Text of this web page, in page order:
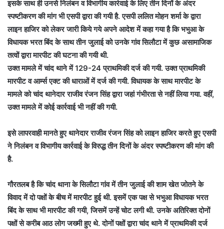
इसके साथ ही उनसे निलंबन व विभागीय कार्रवाई के लिए तीन दिनों के अंदर
स्पष्टीकरण की मांग भी एसपी द्वारा की गयी है. एसपी ललित मोहन शर्मा के द्वारा
लाइन हाजिर को लेकर जारी किये गये अपने आदेश में कहा गया है कि भभुआ के
विधायक भरत बिंद के साथ तीन जुलाई को उनके गांव सिलौटा में कुछ असामाजिक
तत्वों द्वारा मारपीट की घटना की गयी थी.
उक्त मामले में चांद थाने में 129-24 प्राथमिकी दर्ज की गयी. उक्त प्राथमिकी
मारपीट व आर्म्स एक्ट की धाराओं में दर्ज की गयी. विधायक के साथ मारपीट के
मामले को चांद थानेदार राजीव रंजन सिंह द्वारा जहां गंभीरता से नहीं लिया गया. वहीं,
उक्त मामले में कोई कार्रवाई भी नहीं की गयी.
इसे लापरवाही मानते हुए थानेदार राजीव रंजन सिंह को लाइन हाजिर करते हुए एसपी
ने निलंबन व विभागीय कार्रवाई के विरुद्ध तीन दिनों के अंदर स्पष्टीकरण की मांग की
है.
गौरतलब है कि चांद थाना के सिलौटा गांव में तीन जुलाई की शाम खेत जोतने के
विवाद में दो पक्षों के बीच में मारपीट हुई थी. इसमें एक पक्ष से भभुआ विधायक भरत
बिंद के साथ भी मारपीट की गयी, जिसमें उन्हें चोट लगी थी. उनके अतिरिक्त दोनों
पक्षों से करीब आठ लोग जख्मी हुए थे. दोनों पक्षों द्वारा चांद थाने में प्राथमिकी दर्ज